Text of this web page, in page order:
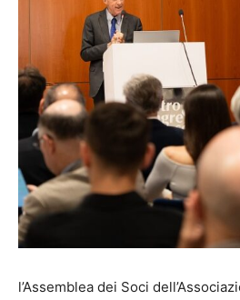
l’Assemblea dei Soci